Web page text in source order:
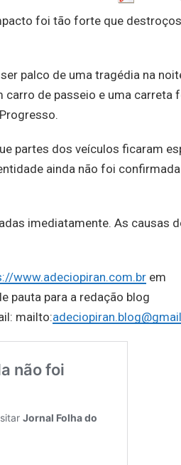
foi tão forte que
palco de uma tragédia na
carro de passeio e uma carreta
partes dos veículos ficaram
ainda não foi
imediatamente. As causas
www.adeciopiran.com.br em
pauta para a redação blog
mailto: